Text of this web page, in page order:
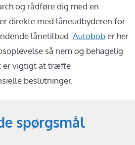
og rådføre dig med en
direkte med låneudbyderen for
lånetilbud. Autobober her
så nem og behagelig
er vigtigt at træffe
beslutninger.
spørgsmål